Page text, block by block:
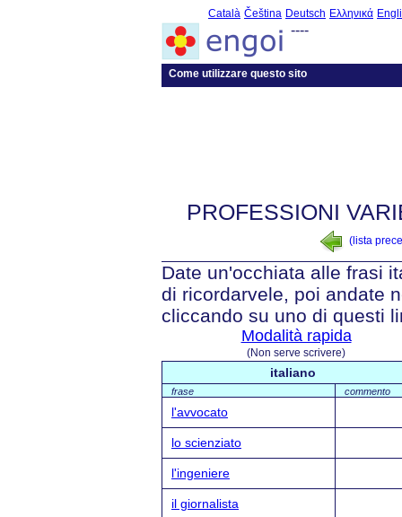
Català Čeština Deutsch Ελληνικά
----
Come utilizzare questo sito
PROFESSIONI
(lista
Date un'occhiata alle frasi
di ricordarvele, poi andate
cliccando su uno di questi
Modalità rapida
(Non serve scrivere)
italiano
frase commento
l'avvocato
lo scienziato
l'ingeniere
il giornalista